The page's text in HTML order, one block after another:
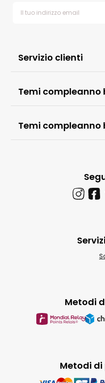
Servizio clienti
Temi compleanno
Temi compleanno
Metodi
Metodi